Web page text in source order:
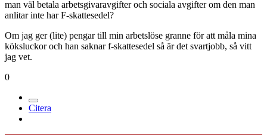
man väl betala arbetsgivaravgifter och sociala avgifter om den man
anlitar inte har F-skattesedel?
Om jag ger (lite) pengar till min arbetslöse granne för att måla mina
köksluckor och han saknar f-skattesedel så är det svartjobb, så vitt
jag vet.
0
Citera